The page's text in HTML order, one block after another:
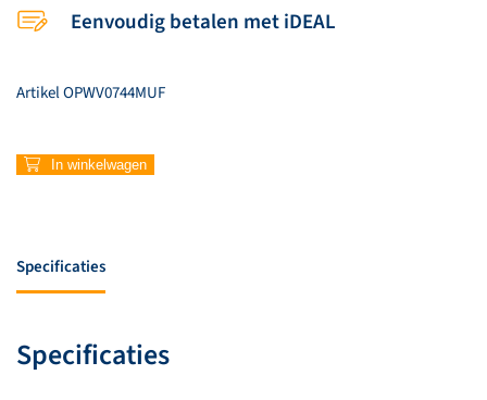
Eenvoudig betalen met iDEAL
ArtikelOPWV0744MUF
744
van
In winkelwagen
Specificaties
Specificaties